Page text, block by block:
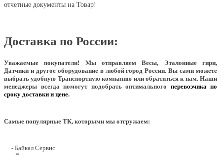
отчетные документы на Товар!
Доставка по России:
Уважаемые покупатели! Мы отправляем Весы, Эталонные гири,
Датчики и другое оборудование в любой город России. Вы сами можете
выбрать удобную Транспортную компанию или обратиться к нам. Наши
менеджеры всегда помогут подобрать оптимального перевозчика по
сроку доставки и цене.
Самые популярные ТК, которыми мы отгружаем:
- Байкал Сервис